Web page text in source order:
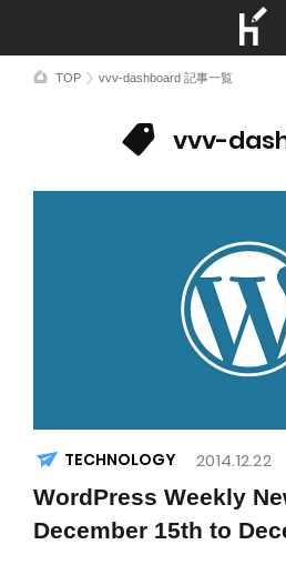
vvv-
TOP vvv-dashboard 記事一覧
TECHNOLOGY 2014.12.22
WordPress Weekly
December 15th to